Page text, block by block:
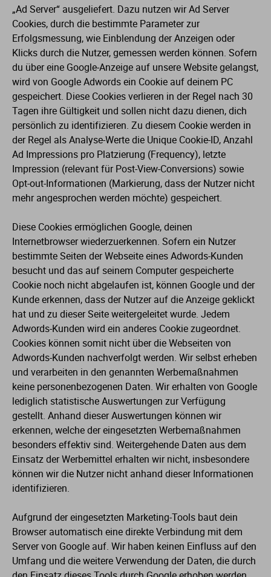
„Ad Server“ ausgeliefert. Dazu nutzen wir Ad Server
Cookies, durch die bestimmte Parameter zur
Erfolgsmessung, wie Einblendung der Anzeigen oder
Klicks durch die Nutzer, gemessen werden können. Sofern
du über eine Google-Anzeige auf unsere Website gelangst,
wird von Google Adwords ein Cookie auf deinem PC
gespeichert. Diese Cookies verlieren in der Regel nach 30
Tagen ihre Gültigkeit und sollen nicht dazu dienen, dich
persönlich zu identifizieren. Zu diesem Cookie werden in
der Regel als Analyse-Werte die Unique Cookie-ID, Anzahl
Ad Impressions pro Platzierung (Frequency), letzte
Impression (relevant für Post-View-Conversions) sowie
Opt-out-Informationen (Markierung, dass der Nutzer nicht
mehr angesprochen werden möchte) gespeichert.
Diese Cookies ermöglichen Google, deinen
Internetbrowser wiederzuerkennen. Sofern ein Nutzer
bestimmte Seiten der Webseite eines Adwords-Kunden
besucht und das auf seinem Computer gespeicherte
Cookie noch nicht abgelaufen ist, können Google und der
Kunde erkennen, dass der Nutzer auf die Anzeige geklickt
hat und zu dieser Seite weitergeleitet wurde. Jedem
Adwords-Kunden wird ein anderes Cookie zugeordnet.
Cookies können somit nicht über die Webseiten von
Adwords-Kunden nachverfolgt werden. Wir selbst erheben
und verarbeiten in den genannten Werbemaßnahmen
keine personenbezogenen Daten. Wir erhalten von Google
lediglich statistische Auswertungen zur Verfügung
gestellt. Anhand dieser Auswertungen können wir
erkennen, welche der eingesetzten Werbemaßnahmen
besonders effektiv sind. Weitergehende Daten aus dem
Einsatz der Werbemittel erhalten wir nicht, insbesondere
können wir die Nutzer nicht anhand dieser Informationen
identifizieren.
Aufgrund der eingesetzten Marketing-Tools baut dein
Browser automatisch eine direkte Verbindung mit dem
Server von Google auf. Wir haben keinen Einfluss auf den
Umfang und die weitere Verwendung der Daten, die durch